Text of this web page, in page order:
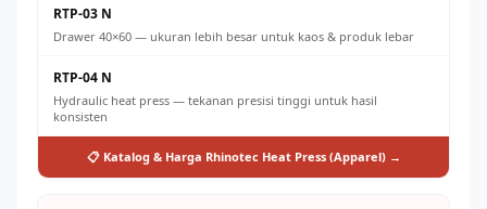
RTP-03 N
Drawer 40×60 — ukuran lebih besar untuk kaos & produk lebar
RTP-04 N
Hydraulic heat press — tekanan presisi tinggi untuk hasil
konsisten
📋 Katalog & Harga Rhinotec Heat Press (Apparel) →